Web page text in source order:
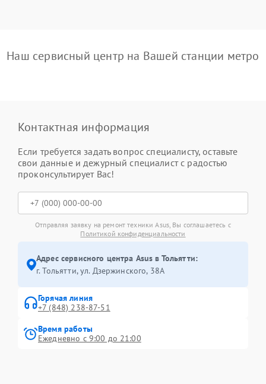
Наш сервисный центр на Вашей станции метро
Контактная информация
Если требуется задать вопрос специалисту, оставьте
свои данные и дежурный специалист с радостью
проконсультирует Вас!
Отправляя заявку на ремонт техники Asus, Вы соглашаетесь с
Политикой конфиденциальности
Адрес сервисного центра Asus в Тольятти:
г. Тольятти, ул. Дзержинского, 38А
Горячая линия
+7 (848) 238-87-51
Время работы
Ежедневно с 9:00 до 21:00